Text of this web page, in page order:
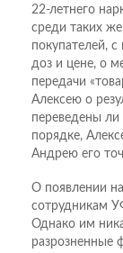
22-летнего
среди таких
покупателей,
доз и цене, о
передачи
Алексею о
переведены ли
порядке,
Андрею его
О появлении
сотрудникам
Однако им
разрозненные